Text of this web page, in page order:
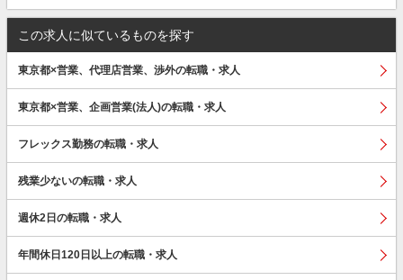
この求人に似ているものを探す
東京都×営業、代理店営業、渉外の転職・求人
東京都×営業、企画営業(法人)の転職・求人
フレックス勤務の転職・求人
残業少ないの転職・求人
週休2日の転職・求人
年間休日120日以上の転職・求人